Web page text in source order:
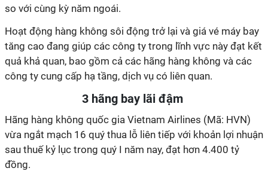
so với cùng kỳ năm ngoái.
Hoạt động hàng không sôi động trở lại và giá vé máy bay
tăng cao đang giúp các công ty trong lĩnh vực này đạt kết
quả khả quan, bao gồm cả các hãng hàng không và các
công ty cung cấp hạ tầng, dịch vụ có liên quan.
3 hãng bay lãi đậm
Hãng hàng không quốc gia Vietnam Airlines (Mã: HVN)
vừa ngắt mạch 16 quý thua lỗ liên tiếp với khoản lợi nhuận
sau thuế kỷ lục trong quý I năm nay, đạt hơn 4.400 tỷ
đồng.